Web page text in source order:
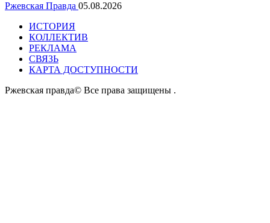
Ржевская Правда 05.08.2026
ИСТОРИЯ
КОЛЛЕКТИВ
РЕКЛАМА
СВЯЗЬ
КАРТА ДОСТУПНОСТИ
Ржевская правда© Все права защищены .